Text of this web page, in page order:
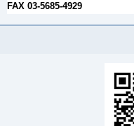
FAX 03-5685-4929